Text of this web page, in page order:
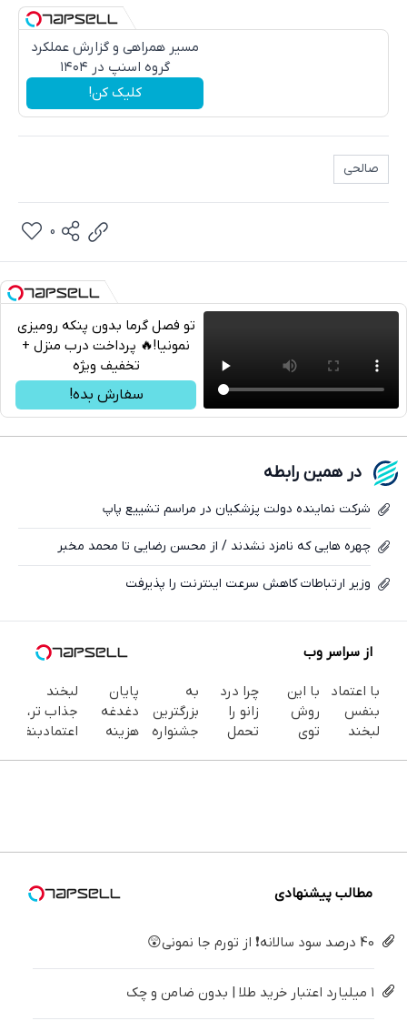
مسیر همراهی و گزارش عملکرد
گروه اسنپ در ۱۴۰۴
کلیک کن!
صالحی
تلگرام
واتساپ
0
تو فصل گرما بدون پنکه رومیزی
نمونیا!🔥 پرداخت درب منزل +
تخفیف ویژه
سفارش بده!
در همین رابطه
شرکت نماینده دولت پزشکیان در مراسم تشییع پاپ
چهره هایی که نامزد نشدند / از محسن رضایی تا محمد مخبر
وزیر ارتباطات کاهش سرعت اینترنت را پذیرفت
از سراسر وب
با اعتماد
بنفس
لبخند
با این
روش
توی
چرا درد
زانو را
تحمل
کن
به
بزرگترین
جشنواره
پایان
دغدغه
هزینه
کننده
لبخند
جذاب تر،
اعتمادبنفس
مطالب پیشنهادی
40 درصد سود سالانه❗ از تورم جا نمونی😲
۱ میلیارد اعتبار خرید طلا | بدون ضامن و چک